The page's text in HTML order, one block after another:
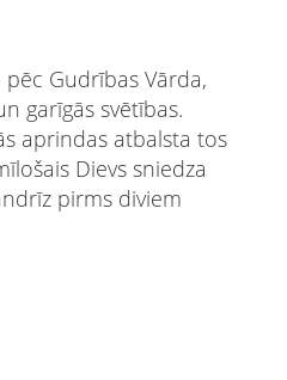
Gudrības Vārda,
garīgās svētības.
aprindas atbalsta tos
Dievs sniedza
pirms diviem